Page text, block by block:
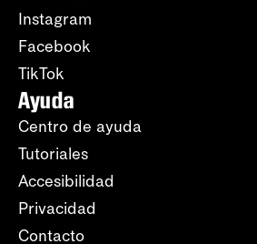
Instagram
Facebook
TikTok
Ayuda
Centro de ayuda
Tutoriales
Accesibilidad
Privacidad
Contacto